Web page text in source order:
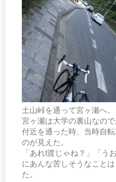
土山峠を通って宮ヶ瀬へ。
宮ヶ瀬は大学の裏山なの
付近を通った時、当時自
のが見えた。
「あれI渡じゃね？」「う
にあんな苦しそうなこと
た。